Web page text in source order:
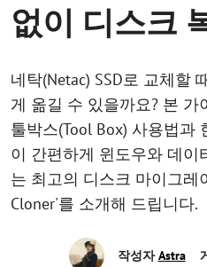
없이 디스크
네탁(Netac) SSD로 교체할
게 옮길 수 있을까요? 본 가
툴박스(Tool Box) 사용법과
이 간편하게 윈도우와 데이
는 최고의 디스크 마이그레
Cloner'를 소개해 드립니다.
작성자Astra